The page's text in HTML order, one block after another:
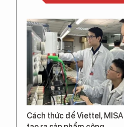
Cách thức để Viettel, MISA